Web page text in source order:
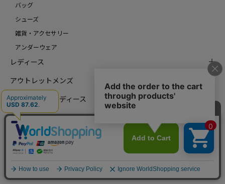
バッグ
シューズ
雑貨・アクセサリー
アンダーウェア
レディース
アウトレットメンズ
アウトレットレディース
HOME
ご利用規約について
個人情報の取り扱いについて